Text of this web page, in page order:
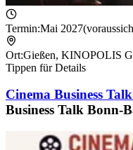
Termin:Mai 2027
Ort:Gießen, KINOPOLIS
Tippen für Details
Cinema Business
Business Talk Bonn-